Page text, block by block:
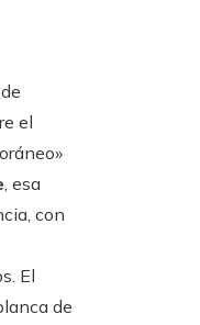
el
, esa
con
El
de